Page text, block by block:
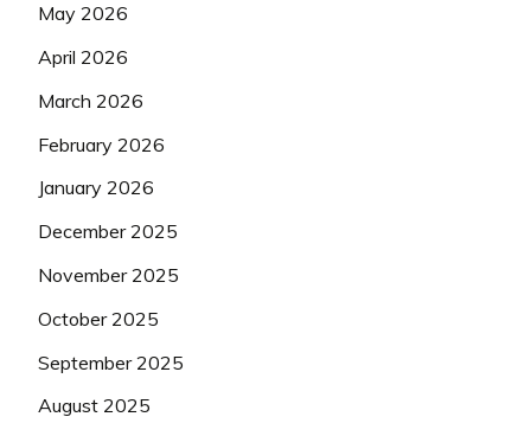
May 2026
April 2026
March 2026
February 2026
January 2026
December 2025
November 2025
October 2025
September 2025
August 2025